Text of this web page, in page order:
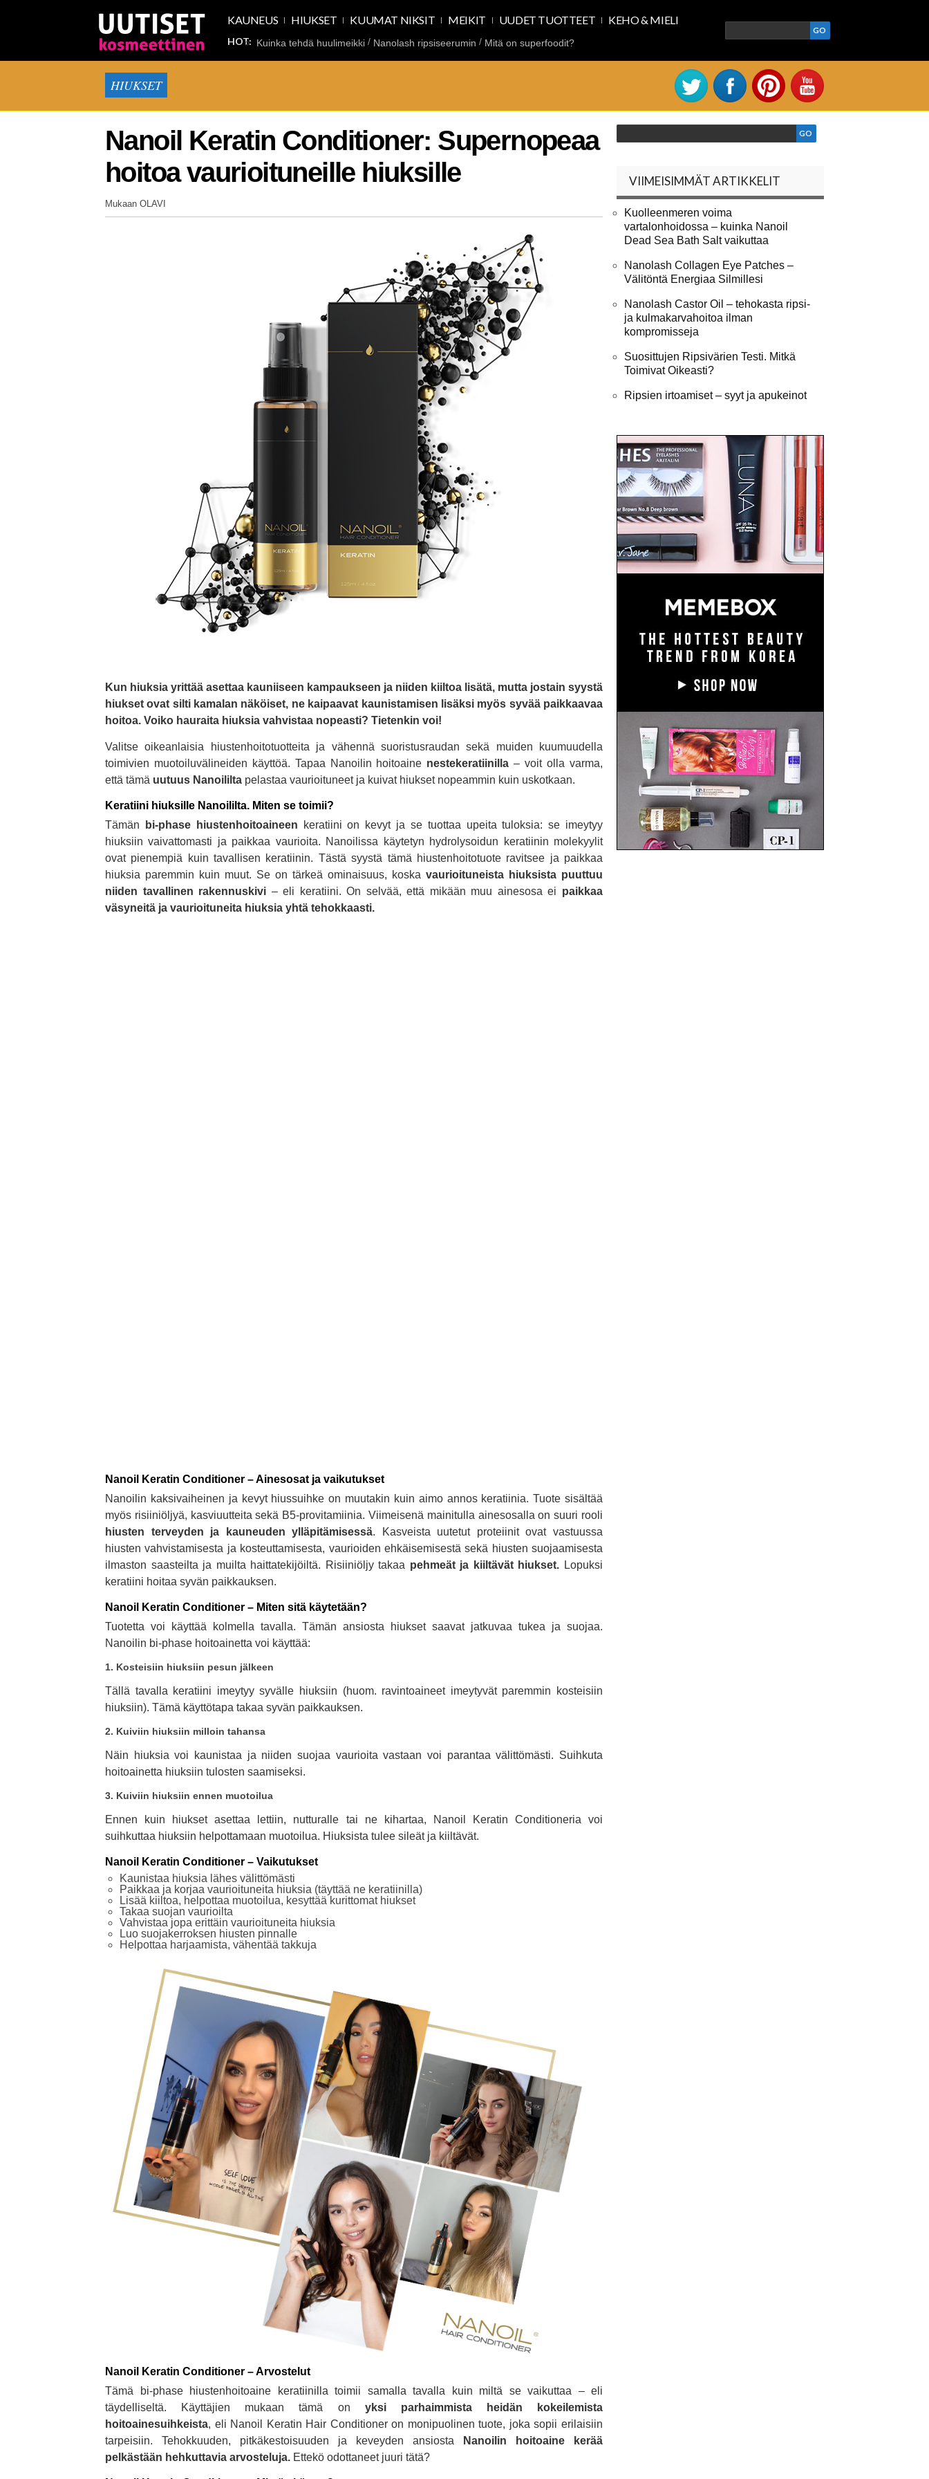
KAUNEUS HIUKSET KUUMAT NIKSIT MEIKIT UUDET TUOTTEET KEHO & MIELI
HOT: Kuinka tehdä huulimeikki Nanolash ripsiseerumin Mitä on superfoodit?
HIUKSET
Nanoil Keratin Conditioner: Supernopeaa
hoitoa vaurioituneille hiuksille
Mukaan OLAVI
Kun hiuksia yrittää asettaa kauniiseen kampaukseen ja niiden kiiltoa lisätä, mutta jostain syystä
hiukset ovat silti kamalan näköiset, ne kaipaavat kaunistamisen lisäksi myös syvää paikkaavaa
hoitoa. Voiko hauraita hiuksia vahvistaa nopeasti? Tietenkin voi!
Valitse oikeanlaisia hiustenhoitotuotteita ja vähennä suoristusraudan sekä muiden kuumuudella
toimivien muotoiluvälineiden käyttöä. Tapaa Nanoilin hoitoaine nestekeratiinilla – voit olla varma,
että tämä uutuus Nanoililta pelastaa vaurioituneet ja kuivat hiukset nopeammin kuin uskotkaan.
Keratiini hiuksille Nanoililta. Miten se toimii?
Tämän
bi-phase hiustenhoitoaineen keratiini on kevyt ja se tuottaa upeita tuloksia: se imeytyy
hiuksiin vaivattomasti ja paikkaa vaurioita. Nanoilissa käytetyn hydrolysoidun keratiinin molekyylit
ovat pienempiä kuin tavallisen keratiinin. Tästä syystä tämä hiustenhoitotuote ravitsee ja paikkaa
hiuksia paremmin kuin muut. Se on tärkeä ominaisuus, koska vaurioituneista hiuksista puuttuu
niiden tavallinen rakennuskivi – eli keratiini. On selvää, että mikään muu ainesosa ei paikkaa
väsyneitä ja vaurioituneita hiuksia yhtä tehokkaasti.
Nanoil Keratin Conditioner – Ainesosat ja vaikutukset
Nanoilin kaksivaiheinen ja kevyt hiussuihke on muutakin kuin aimo annos keratiinia. Tuote sisältää
myös risiiniöljyä, kasviuutteita sekä B5-provitamiinia. Viimeisenä mainitulla ainesosalla on suuri rooli
hiusten terveyden ja kauneuden ylläpitämisessä. Kasveista uutetut proteiinit ovat vastuussa
hiusten vahvistamisesta ja kosteuttamisesta, vaurioiden ehkäisemisestä sekä hiusten suojaamisesta
ilmaston saasteilta ja muilta haittatekijöiltä. Risiiniöljy takaa pehmeät ja kiiltävät hiukset. Lopuksi
keratiini hoitaa syvän paikkauksen.
Nanoil Keratin Conditioner – Miten sitä käytetään?
Tuotetta voi käyttää kolmella tavalla. Tämän ansiosta hiukset saavat jatkuvaa tukea ja suojaa.
Nanoilin bi-phase hoitoainetta voi käyttää:
1. Kosteisiin hiuksiin pesun jälkeen
Tällä tavalla keratiini imeytyy syvälle hiuksiin (huom. ravintoaineet imeytyvät paremmin kosteisiin
hiuksiin). Tämä käyttötapa takaa syvän paikkauksen.
2. Kuiviin hiuksiin milloin tahansa
Näin hiuksia voi kaunistaa ja niiden suojaa vaurioita vastaan voi parantaa välittömästi. Suihkuta
hoitoainetta hiuksiin tulosten saamiseksi.
3. Kuiviin hiuksiin ennen muotoilua
Ennen kuin hiukset asettaa lettiin, nutturalle tai ne kihartaa, Nanoil Keratin Conditioneria voi
suihkuttaa hiuksiin helpottamaan muotoilua. Hiuksista tulee sileät ja kiiltävät.
Nanoil Keratin Conditioner – Vaikutukset
Kaunistaa hiuksia lähes välittömästi
Paikkaa ja korjaa vaurioituneita hiuksia (täyttää ne keratiinilla)
Lisää kiiltoa, helpottaa muotoilua, kesyttää kurittomat hiukset
Takaa suojan vaurioilta
Vahvistaa jopa erittäin vaurioituneita hiuksia
Luo suojakerroksen hiusten pinnalle
Helpottaa harjaamista, vähentää takkuja
Nanoil Keratin Conditioner – Arvostelut
Tämä bi-phase hiustenhoitoaine keratiinilla toimii samalla tavalla kuin miltä se vaikuttaa – eli
täydelliseltä. Käyttäjien mukaan tämä on yksi parhaimmista heidän kokeilemista
hoitoainesuihkeista, eli Nanoil Keratin Hair Conditioner on monipuolinen tuote, joka sopii erilaisiin
tarpeisiin. Tehokkuuden, pitkäkestoisuuden ja keveyden ansiosta
Nanoilin hoitoaine kerää
pelkästään hehkuttavia arvosteluja. Ettekö odottaneet juuri tätä?
VIIMEISIMMÄT ARTIKKELIT
Kuolleenmeren voima
vartalonhoidossa – kuinka Nanoil
Dead Sea Bath Salt vaikuttaa
Nanolash Collagen Eye Patches –
Välitöntä Energiaa Silmillesi
Nanolash Castor Oil – tehokasta ripsi-
ja kulmakarvahoitoa ilman
kompromisseja
Suosittujen Ripsivärien Testi. Mitkä
Toimivat Oikeasti?
Ripsien irtoamiset – syyt ja apukeinot